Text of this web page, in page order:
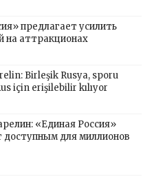
предлагает усилить
на аттракционах
Birleşik Rusya, sporu
için erişilebilir kılıyor
«Единая Россия»
доступным для миллионов